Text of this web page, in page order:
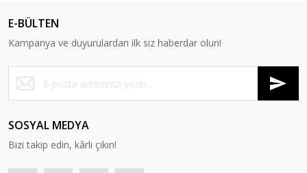
E-BÜLTEN
Kampanya ve duyurulardan ilk siz haberdar olun!
SOSYAL MEDYA
Bizi takip edin, kârlı çıkın!